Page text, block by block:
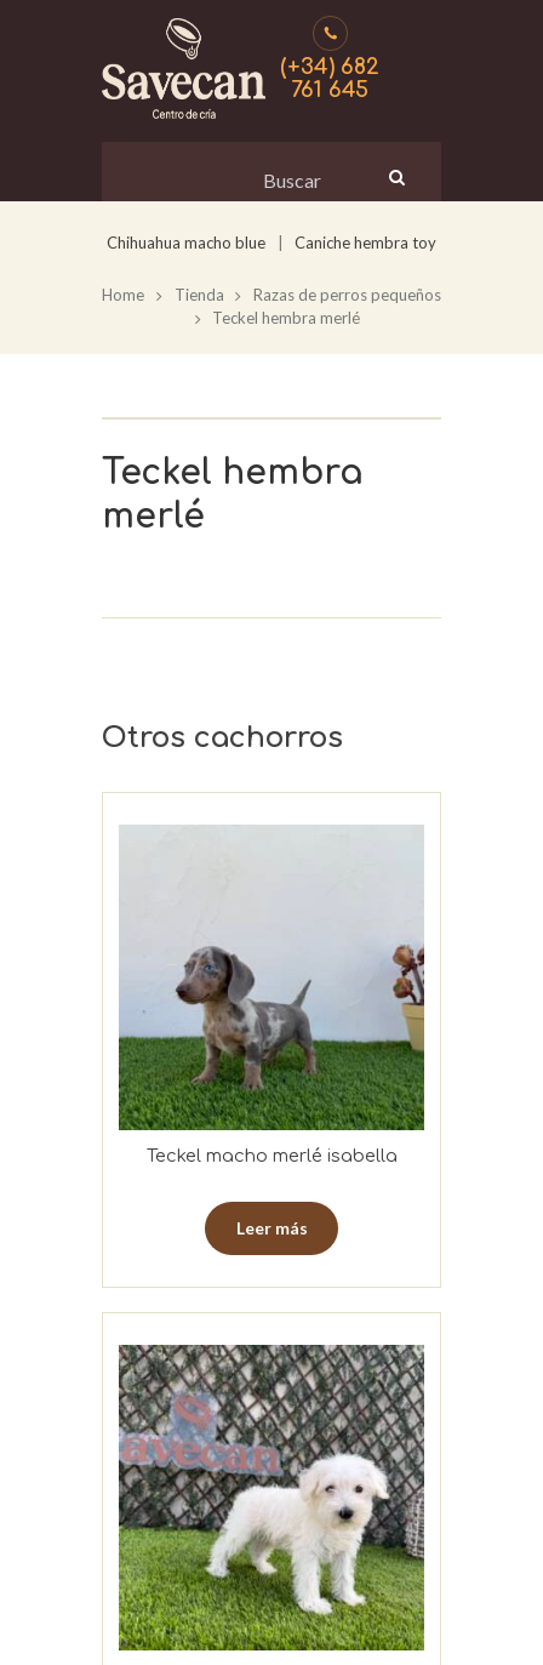
(+34) 682
761 645
Chihuahua macho blue Caniche hembra toy
Home Tienda
Razas de perros pequeños
Teckel hembra merlé
Teckel hembra
merlé
Otros cachorros
Teckel macho merlé isabella
Leer más